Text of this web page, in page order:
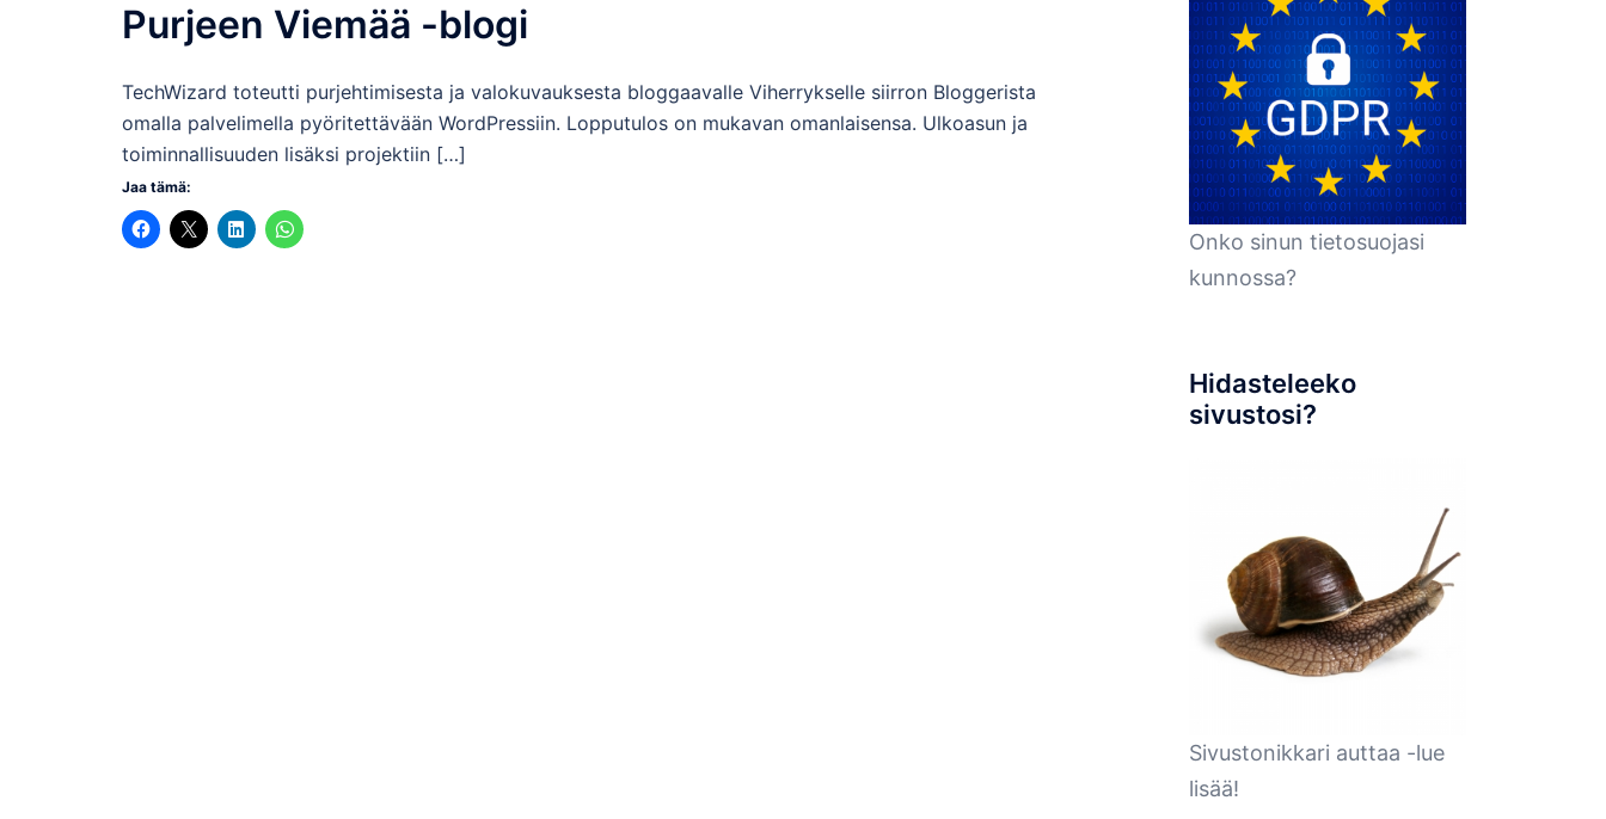
Purjeen Viemää -blogi
TechWizard toteutti purjehtimisesta ja valokuvauksesta bloggaavalle Viherrykselle siirron Bloggerista
omalla palvelimella pyöritettävään WordPressiin. Lopputulos on mukavan omanlaisensa. Ulkoasun ja
toiminnallisuuden lisäksi projektiin […]
Jaa tämä:
Onko sinun tietosuojasi
kunnossa?
Hidasteleeko
sivustosi?
Sivustonikkari auttaa -lue
lisää!